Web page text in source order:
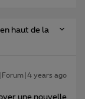
haut de la
years ago
une nouvelle